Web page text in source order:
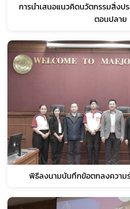
การนำเสนอแนวคิดนวัตกรรมสิ่งป
ตอนปลาย
พิธีลงนามบันทึกข้อตกลงความ